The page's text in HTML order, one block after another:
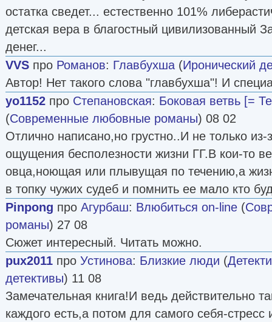
остатка сведет... естественно 101%
детская вера в благостный цивилизованный
денег...
VVS про Романов: Главбухша (Иронический
Автор! Нет такого слова "главбухша"! И
yo1152 про Степановская: Боковая ветвь [=
(Современные любовные романы) 08 02
Отлично написано,но грустно..И не только
ощущения бесполезности жизни ГГ.В кои-то
овца,ноющая или плывущая по течению,а
в топку чужих судеб и помнить ее мало кто
Pinpong про Агурбаш: Влюбиться on-line (
романы) 27 08
Сюжет интересный. Читать можно.
pux2011 про Устинова: Близкие люди (
детективы) 11 08
Замечательная книга!И ведь действительно
каждого есть,а потом для самого себя-